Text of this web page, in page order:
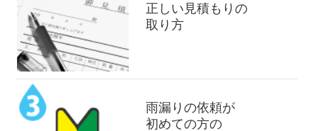
正しい見積もりの
取り方
雨漏りの依頼が
初めての方の